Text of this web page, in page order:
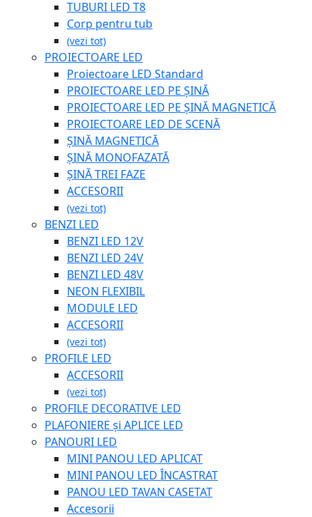
TUBURI LED T8
Corp pentru tub
(vezi tot)
PROIECTOARE LED
Proiectoare LED Standard
PROIECTOARE LED PE ȘINĂ
PROIECTOARE LED PE ȘINĂ MAGNETICĂ
PROIECTOARE LED DE SCENĂ
ȘINĂ MAGNETICĂ
ȘINĂ MONOFAZATĂ
ȘINĂ TREI FAZE
ACCESORII
(vezi tot)
BENZI LED
BENZI LED 12V
BENZI LED 24V
BENZI LED 48V
NEON FLEXIBIL
MODULE LED
ACCESORII
(vezi tot)
PROFILE LED
ACCESORII
(vezi tot)
PROFILE DECORATIVE LED
PLAFONIERE și APLICE LED
PANOURI LED
MINI PANOU LED APLICAT
MINI PANOU LED ÎNCASTRAT
PANOU LED TAVAN CASETAT
Accesorii